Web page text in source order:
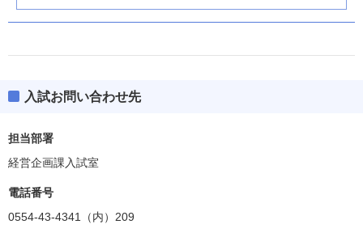
入試お問い合わせ先
担当部署
経営企画課入試室
電話番号
0554-43-4341（内）209